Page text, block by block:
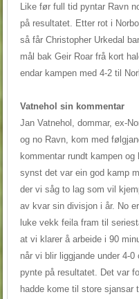
Like før full tid pyntar Ravn
på resultatet. Etter rot i
så får Christopher Urkedal
mål bak Geir Roar frå kort
endar kampen med 4-2 til
Vatnehol sin kommentar
Jan Vatnehol, dommar, ex-
og no Ravn, kom med
kommentar rundt kampen og
synst det var ein god kamp
der vi såg to lag som vil
av kvar sin divisjon i år. No
luke vekk feila fram til
at vi klarer å arbeide i 90
når vi blir liggjande under 4-0
pynte på resultatet. Det var
hadde kome til store sjansar